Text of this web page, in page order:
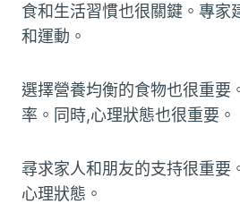
食和生活習慣也很關鍵。專家
和運動。
選擇營養均衡的食物也很重要
率。同時,心理狀態也很重要。
尋求家人和朋友的支持很重要
心理狀態。